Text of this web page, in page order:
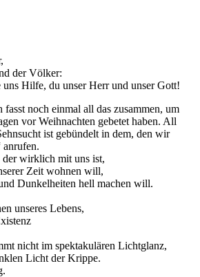
der Völker:
Hilfe, du unser Herr und unser Gott!
noch einmal all das zusammen, um
vor Weihnachten gebetet haben. All
ist gebündelt in dem, den wir
anrufen.
wirklich mit uns ist,
Zeit wohnen will,
Dunkelheiten hell machen will.
unseres Lebens,
nicht im spektakulären Lichtglanz,
Licht der Krippe.